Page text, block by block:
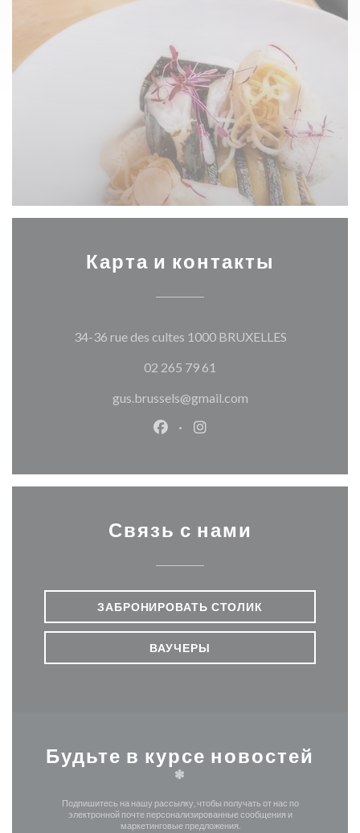
Карта и контакты
34-36 rue des cultes 1000 BRUXELLES
02 265 79 61
gus.brussels@gmail.com
Facebook ((открывается в
Связь с нами
ЗАБРОНИРОВАТЬ СТОЛИК
ВАУЧЕРЫ
Будьте в курсе новостей
*
Подпишитесь на нашу рассылку, чтобы получать от нас по
электронной почте персонализированные сообщения и
маркетинговые предложения.